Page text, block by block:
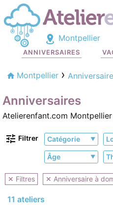
Montpellier
ANNIVERSAIRES
Montpellier
Anniversaires
Atelierenfant.com
Filtrer Catégorie
Âge
✕ Filtres ✕ Anniversaire à
11 ateliers